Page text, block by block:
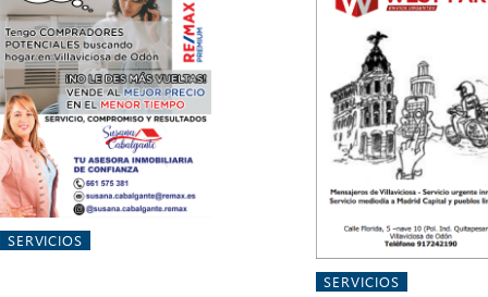
SERVICIOS
SERVICIOS